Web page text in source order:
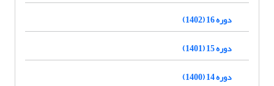
دوره 16 (1402)
دوره 15 (1401)
دوره 14 (1400)